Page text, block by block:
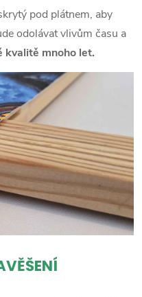
pod plátnem, aby
odolávat vlivům času a
kvalitě mnoho let.